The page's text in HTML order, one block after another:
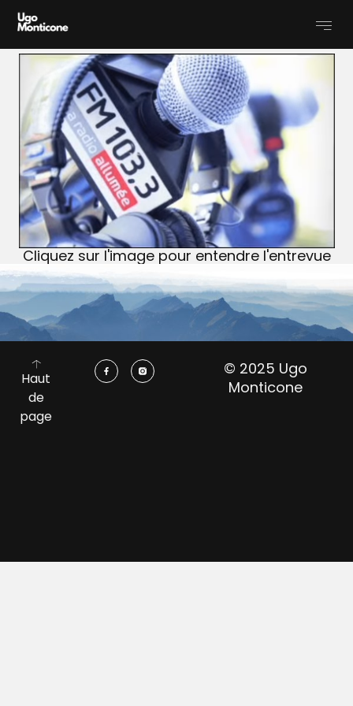
Ajoutez votre titre ici
Ajoutez votre titre ici
Cliquez sur l'image pour entendre l'entrevue
Haut
de
page
© 2025 Ugo
Monticone